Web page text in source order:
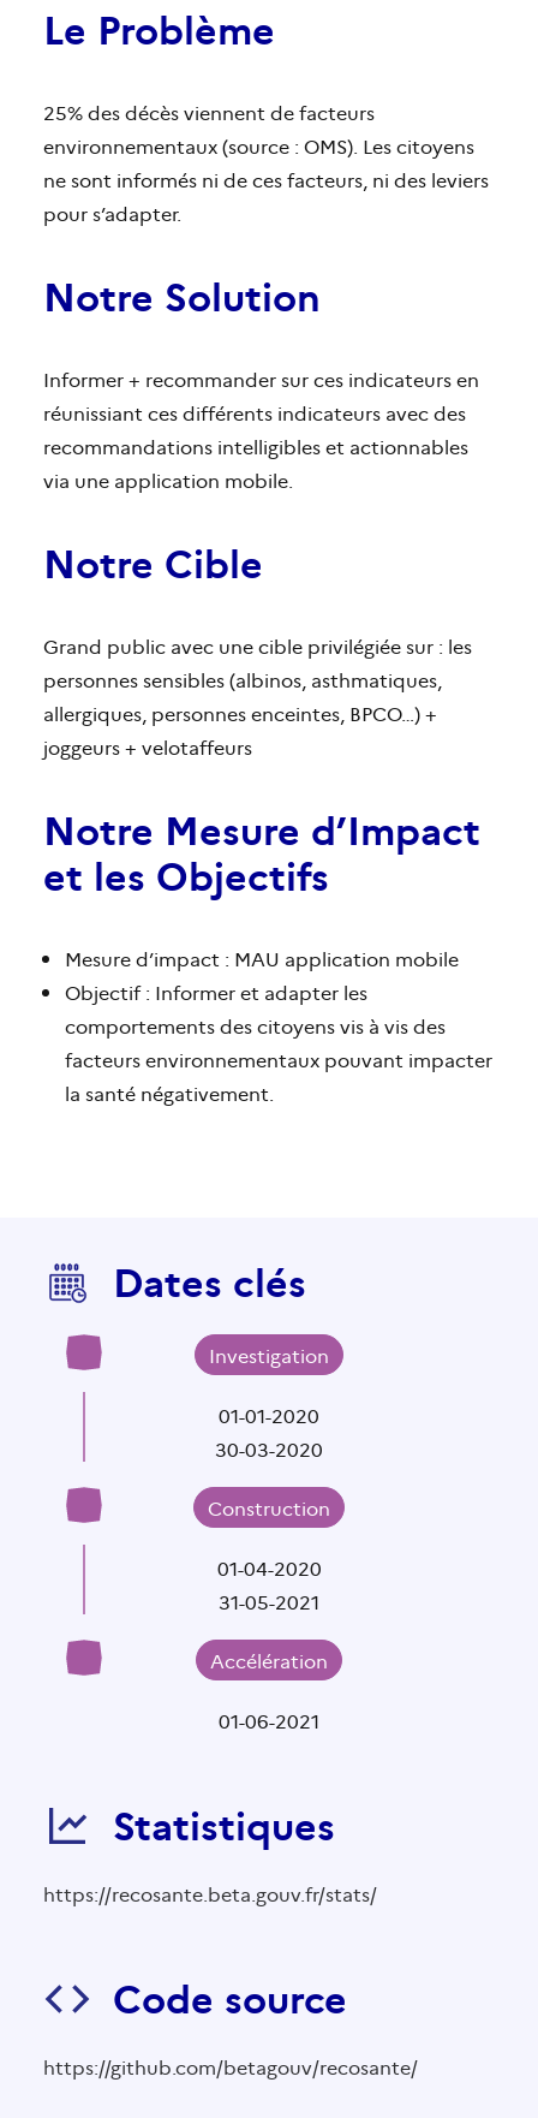
Le Problème
25% des décès viennent de facteurs
environnementaux (source : OMS). Les citoyens
ne sont informés ni de ces facteurs, ni des leviers
pour s’adapter.
Notre Solution
Informer + recommander sur ces indicateurs en
réunissiant ces différents indicateurs avec des
recommandations intelligibles et actionnables
via une application mobile.
Notre Cible
Grand public avec une cible privilégiée sur : les
personnes sensibles (albinos, asthmatiques,
allergiques, personnes enceintes, BPCO…) +
joggeurs + velotaffeurs
Notre Mesure d’Impact
et les Objectifs
Mesure d’impact : MAU application mobile
Objectif : Informer et adapter les
comportements des citoyens vis à vis des
facteurs environnementaux pouvant impacter
la santé négativement.
Dates clés
Investigation
01-01-2020
30-03-2020
Construction
01-04-2020
31-05-2021
Accélération
01-06-2021
Statistiques
https://recosante.beta.gouv.fr/stats/
Code source
https://github.com/betagouv/recosante/